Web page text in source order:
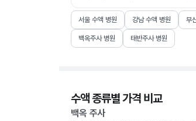
서울 수액 병원 강남 수액 병원 부
백옥주사 병원 태반주사 병원
수액 종류별 가격 비교
백옥 주사